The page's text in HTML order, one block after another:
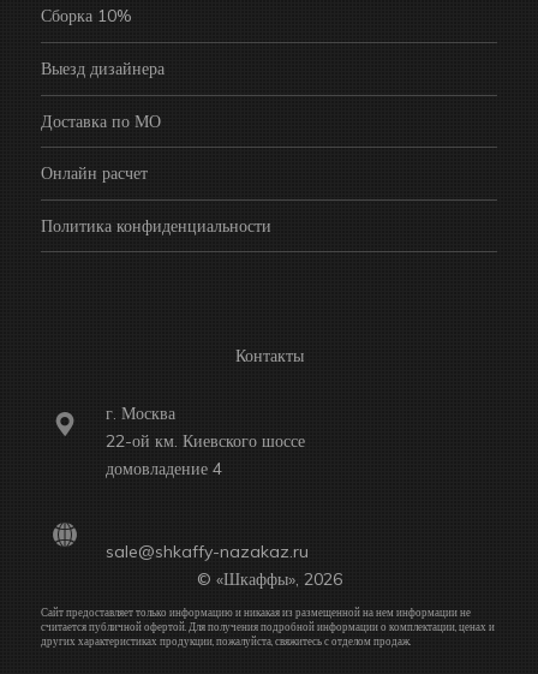
Сборка 10%
Выезд дизайнера
Доставка по МО
Онлайн расчет
Политика конфиденциальности
Контакты
г. Москва
22-ой км. Киевского шоссе
домовладение 4
sale@shkaffy-nazakaz.ru
© «Шкаффы», 2026
Сайт предоставляет только информацию и никакая из размещенной на нем информации не
считается публичной офертой. Для получения подробной информации о комплектации, ценах и
других характеристиках продукции, пожалуйста, свяжитесь с отделом продаж.